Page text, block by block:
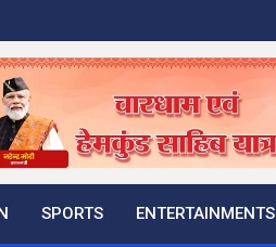
SPORTS ENTERTAINMENTS